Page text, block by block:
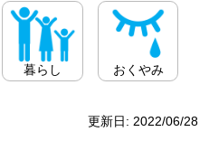
暮らし おくやみ
更新日: 2022/06/28